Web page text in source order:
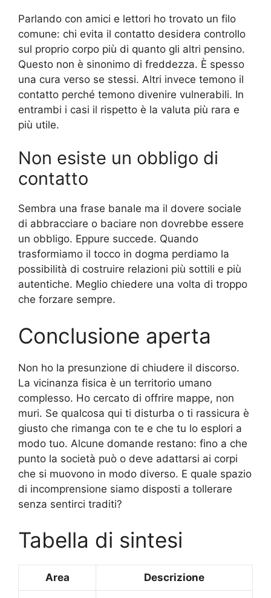
Parlando con amici e lettori ho trovato un filo
comune: chi evita il contatto desidera controllo
sul proprio corpo più di quanto gli altri pensino.
Questo non è sinonimo di freddezza. È spesso
una cura verso se stessi. Altri invece temono il
contatto perché temono divenire vulnerabili. In
entrambi i casi il rispetto è la valuta più rara e
più utile.
Non esiste un obbligo di
contatto
Sembra una frase banale ma il dovere sociale
di abbracciare o baciare non dovrebbe essere
un obbligo. Eppure succede. Quando
trasformiamo il tocco in dogma perdiamo la
possibilità di costruire relazioni più sottili e più
autentiche. Meglio chiedere una volta di troppo
che forzare sempre.
Conclusione aperta
Non ho la presunzione di chiudere il discorso.
La vicinanza fisica è un territorio umano
complesso. Ho cercato di offrire mappe, non
muri. Se qualcosa qui ti disturba o ti rassicura è
giusto che rimanga con te e che tu lo esplori a
modo tuo. Alcune domande restano: fino a che
punto la società può o deve adattarsi ai corpi
che si muovono in modo diverso. E quale spazio
di incomprensione siamo disposti a tollerare
senza sentirci traditi?
Tabella di sintesi
Area Descrizione